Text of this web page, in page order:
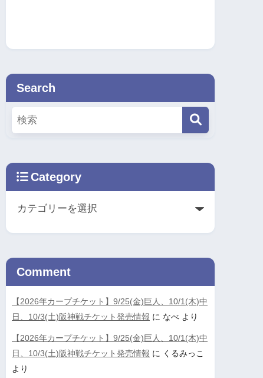
Search
Category
Comment
【2026年カープチケット】9/25(金)巨人、10/1(木)中
日、10/3(土)阪神戦チケット発売情報 に なべ より
【2026年カープチケット】9/25(金)巨人、10/1(木)中
日、10/3(土)阪神戦チケット発売情報 に くるみっこ
より